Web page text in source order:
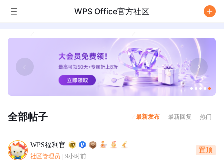
WPS Office官方社区
全部帖子 最新发布 最新回复 热门
WPS福利官
社区管理员 9小时前
置顶